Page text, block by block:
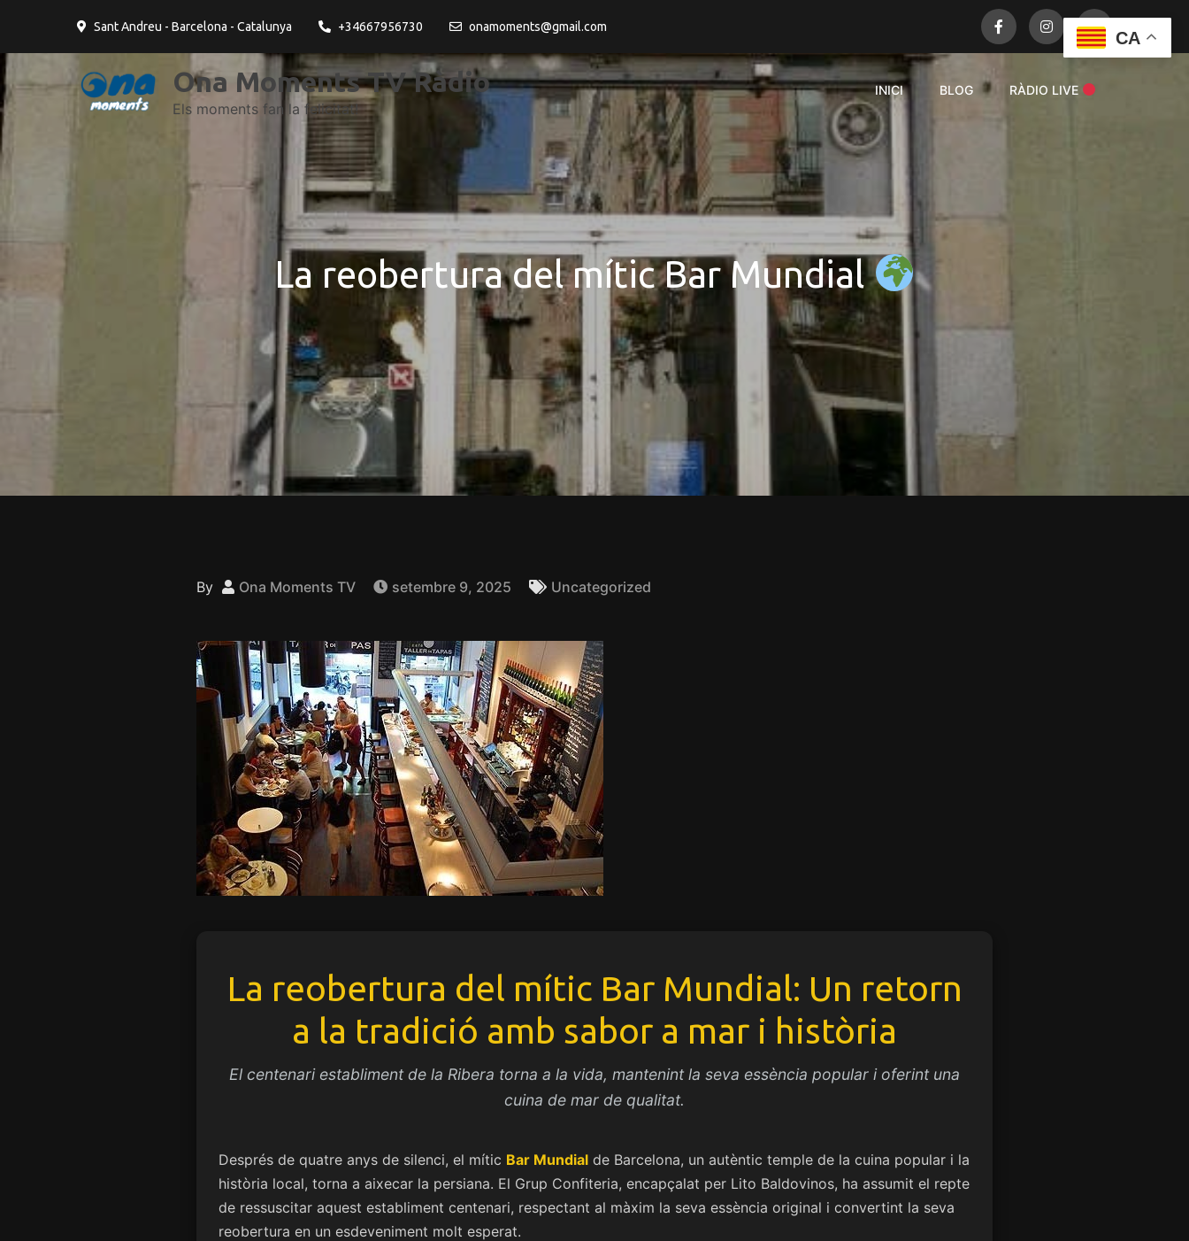
Sant Andreu - Barcelona - Catalunya +34667956730 onamoments@gmail.com
Ona Moments TV Ràdio
Els moments fan la felicitat!
INICI BLOG RÀDIO LIVE
La reobertura del mític Bar Mundial
By Ona Moments TV setembre 9, 2025 Uncategorized
La reobertura del mític Bar Mundial: Un retorn
a la tradició amb sabor a mar i història
El centenari establiment de la Ribera torna a la vida, mantenint la seva essència popular i oferint una
cuina de mar de qualitat.
Després de quatre anys de silenci, el mític Bar Mundial de Barcelona, un autèntic temple de la cuina popular i la
història local, torna a aixecar la persiana. El Grup Confiteria, encapçalat per Lito Baldovinos, ha assumit el repte
de ressuscitar aquest establiment centenari, respectant al màxim la seva essència original i convertint la seva
reobertura en un esdeveniment molt esperat.
CA